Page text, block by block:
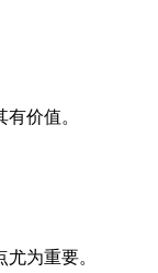
价值。
为重要。